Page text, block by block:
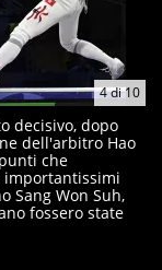
4di10
decisivo, dopo
dell'arbitro Hao
che
importantissimi
Sang Won Suh,
fossero state